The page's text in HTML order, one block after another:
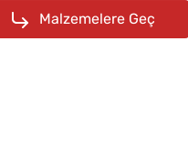
Malzemelere Geç